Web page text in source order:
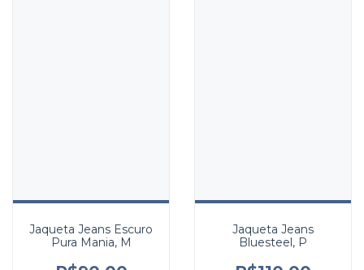
Jaqueta Jeans Escuro
Pura Mania, M
Jaqueta Jeans
Bluesteel, P